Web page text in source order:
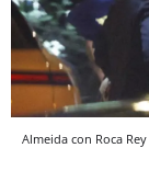
Almeida con Roca